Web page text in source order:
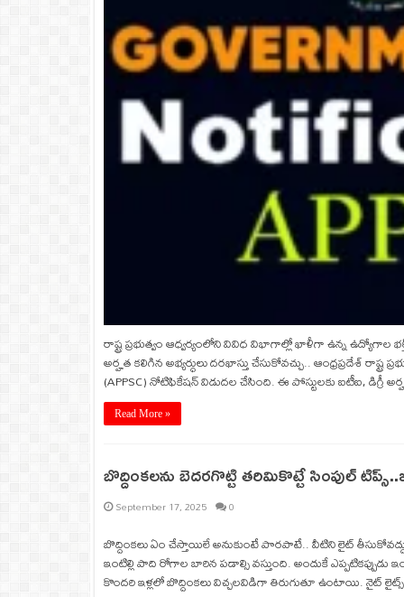
రాష్ట్ర ప్రభుత్వం ఆధ్వర్యంలోని వివిధ విభాగాల్లో ఖాళీగా ఉన్న ఉద్యోగాల
అర్హత కలిగిన అభ్యర్ధులు దరఖాస్తు చేసుకోవచ్చు.. ఆంధ్రప్రదేశ్‌
(APPSC) నోటిఫికేషన్‌ విడుదల చేసింది. ఈ పోస్టులకు ఐటీఐ, డిగ్రీ
Read More »
బొద్దింకలను బెదరగొట్టి తరిమికొట్టే సింపుల్‌
September 17, 2025 0
బొద్దింకలు ఏం చేస్తాయిలే అనుకుంటే పొరపాటే.. వీటిని లైట్‌ తీసుకోవద్దు
ఇంటిల్లి పాది రోగాల బారిన పడాల్సి వస్తుంది. అందుకే
కొందరి ఇళ్లలో బొద్దింకలు విచ్చలవిడిగా తిరుగుతూ ఉంటాయి. నైట్